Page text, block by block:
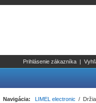
Prihlásenie zákazníka |
Navigácia: LIMEL electronic /